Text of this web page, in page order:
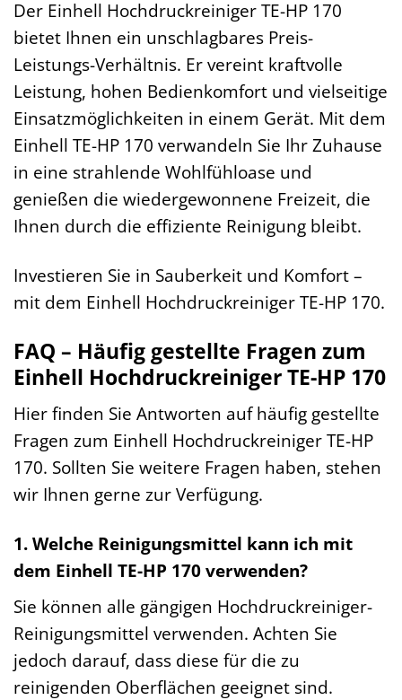
Der Einhell Hochdruckreiniger TE-HP 170
bietet Ihnen ein unschlagbares Preis-
Leistungs-Verhältnis. Er vereint kraftvolle
Leistung, hohen Bedienkomfort und vielseitige
Einsatzmöglichkeiten in einem Gerät. Mit dem
Einhell TE-HP 170 verwandeln Sie Ihr Zuhause
in eine strahlende Wohlfühloase und
genießen die wiedergewonnene Freizeit, die
Ihnen durch die effiziente Reinigung bleibt.
Investieren Sie in Sauberkeit und Komfort –
mit dem Einhell Hochdruckreiniger TE-HP 170.
FAQ – Häufig gestellte Fragen zum
Einhell Hochdruckreiniger TE-HP 170
Hier finden Sie Antworten auf häufig gestellte
Fragen zum Einhell Hochdruckreiniger TE-HP
170. Sollten Sie weitere Fragen haben, stehen
wir Ihnen gerne zur Verfügung.
1. Welche Reinigungsmittel kann ich mit
dem Einhell TE-HP 170 verwenden?
Sie können alle gängigen Hochdruckreiniger-
Reinigungsmittel verwenden. Achten Sie
jedoch darauf, dass diese für die zu
reinigenden Oberflächen geeignet sind.